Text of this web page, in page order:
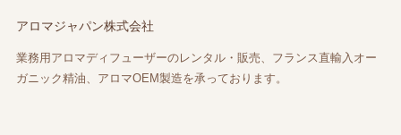
アロマジャパン株式会社
業務用アロマディフューザーのレンタル・販売、フランス直輸入オー
ガニック精油、アロマOEM製造を承っております。